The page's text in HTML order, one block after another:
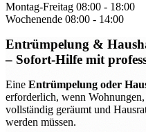
Montag-Freitag 08:00 - 18:00
Wochenende 08:00 - 14:00
Entrümpelung &
– Sofort-Hilfe mit
Eine Entrümpelung oder
erforderlich, wenn
vollständig geräumt und
werden müssen.